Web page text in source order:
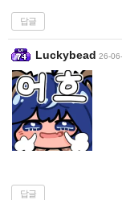
답글
Luckybead 26-
답글